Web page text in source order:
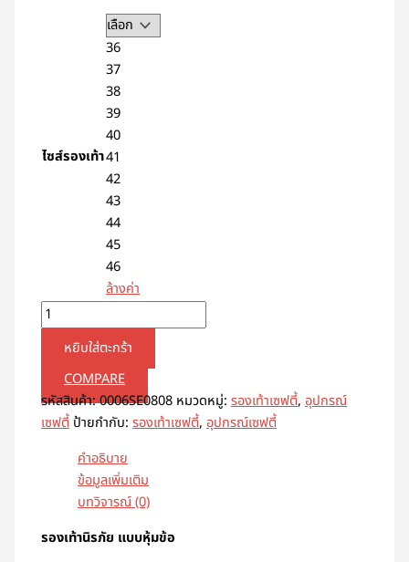
ไซส์รองเท้า
36
37
38
39
40
41
42
43
44
45
46
ล้างค่า
หยิบใส่ตะกร้า
COMPARE
รหัสสินค้า:0006SE0808 หมวดหมู่:รองเท้าเซฟตี้,อุปกรณ์
เซฟตี้ ป้ายกำกับ:รองเท้าเซฟตี้,อุปกรณ์เซฟตี้
คำอธิบาย
ข้อมูลเพิ่มเติม
บทวิจารณ์ (0)
รองเท้านิรภัย แบบหุ้มข้อ